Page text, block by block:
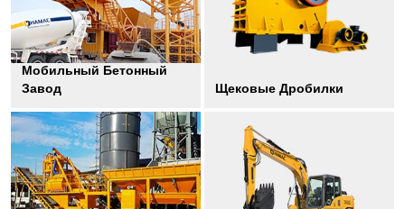
Мобильный Бетонный
Завод
Щековые Дробилки